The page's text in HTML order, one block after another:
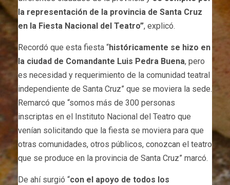
la representación de la provincia de Santa Cruz
en la Fiesta Nacional del Teatro”, explicó.
Recordó que esta fiesta “históricamente se hizo en
la ciudad de Comandante Luis Pedra Buena, pero
es necesidad y requerimiento de la comunidad teatral
independiente de Santa Cruz” que se moviera la sede.
Remarcó que “somos más de 300 personas
inscriptas en el Instituto Nacional del Teatro que
venían solicitando que la fiesta se moviera para que
otras comunidades, otros públicos, conozcan el teatro
que se produce en la provincia de Santa Cruz” marcó.
De ahí surgió “con el apoyo de todos los